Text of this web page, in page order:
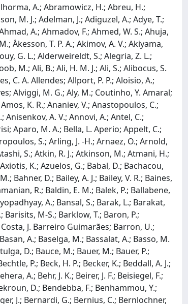
J.; Chwastowski, J. J.; Cieri, D.; Ciesla, K. M.; Cindro, V.; Ciocio, A.; Cirotto, F.; Citron, Z. H.; Citterio, M.; Ciubotaru, D. A.; Clark, A.; Clark, P. J.; Clarry, C.; Columbie, J. M. Clavijo; Clawson, S. E.; Clement, C.; Clercx, J.; Coadou, Y.; Cobal, M.; Coccaro, A.; Barrue, R. F. Coelho; De Sa, R. Coelho Lopes; Coelli, S.; Cole, B.; Collot, J.; Muiño, P. Conde; Connell, M. P.; Connell, S. H.; Connelly, I. A.; Conroy, E. I.; Conventi, F.; Cooke, H. G.; Cooper-Sarkar, A. M.; Choi, A. Cordeiro Oudot; Corpe, L. D.; Corradi, M.; Corriveau, F.; Cortes-Gonzalez, A.; Costa, M. J.; Costanza, F.; Costanzo, D.; Cote, B. M.; Cowan, G.; Cranmer, K.; Cremonini, D.; Crépé-Renaudin, S.; Crescioli, F.; Cristinziani, M.; Cristoforetti, M.; Croft, V.; Crosby, J. E.; Crosetti, G.; Cueto, A.; Donszelmann, T. Cuhadar; Cui, H.; Cui, Z.; Cunningham, W. R.; Curcio, F.; Czodrowski, P.; Czurylo, M. M.; Da Cunha Sargedas De Sousa, M. J.; Pinto, J. V. Da Fonseca; Da Via, C.; Dabrowski, W.; Dado, T.; Dahbi, S.; Dai, T.; Dal Santo, D.; Dallapiccola, C.; Dam, M.; D'Amen, G.; D'Amico, V.; Damp, J.; Dandoy, J. R.; Danninger, M.; Dao, V.; Darbo, G.; Darmora, S.; Das, S. J.; D'Auria, S.; David, C.; Davidek, T.; Davis-Purcell, B.; Dawson, I.; Day-hall, H. A.; De, K.; De Asmundis, R.; De Biase, N.; De Castro, S.; De Groot, N.; De Jong, P.; De La Torre, H.; De Maria, A.; De Salvo, A.; De Sanctis, U.; De Santis, F.; De Santo, A.; De Regie, J. B. De Vivie; Dedovich, D. V.; Degens, J.; Deiana, A. M.; Del Corso, F.; Del Peso, J.; Del Rio, F.; Delagrange, L.; Deliot, F.; Delitzsch, C. M.; Della Pietra, M.; Della Volpe, D.; Dell'Acqua, A.; Dell'Asta, L.; Delmastro, M.; Delsart, P. A.; Demers, S.; Demichev, M.; Denisov, S. P.; D'Eramo, L.; Derendarz, D.; Derue, F.; Dervan, P.; Desch, K.; Deutsch, C.; Di Bello, F. A.; Di Ciaccio, A.; Di Ciaccio, L.; Di Domenico, A.; Di Donato, C.; Di Girolamo, A.; Di Gregorio, G.; Di Luca, A.; Di Micco, B.; Di Nardo, R.; Diamantopoulou, M.; Dias, F. A.; Do Vale, T. Dias; Diaz, M. A.; Capriles, F. G. Diaz; Didenko, M.; Diehl, E. B.; Diehl, L.; Cornell, S. Díez; Pardos, C. Diez; Dimitriadi, C.; Dimitrievska, A.; Dingfelder, J.; Dinu, I-M.; Dittmeier, S. J.; Dittus, F.; Djama, F.; Djobava, T.; Doglioni, C.; Dohnalova, A.; Dolejsi, J.; Dolezal, Z.; Dona, K. M.; Donadelli, M.; Dong, B.; Donini, J.; D'Onofrio, A.; D'Onofrio, M.; Dopke, J.; Doria, A.; Fernandes, N. Dos Santos; Dougan, P.; Dova, M. T.; Doyle, A. T.; Draguet, M. A.; Dreyer, E.; Drivas-koulouris, I.; Drnevich, M.; Drozdova, M.; Du, D.; Du Pree, T. A.; Dubinin, F.; Dubovsky, M.; Duchovni, E.; Duckeck, G.; Ducu, O. A.; Duda, D.; Dudarev, A.; Duden, E. R.; D'Uffizi, M.; Duflot, L.; Dührssen, M.; Dumitriu, A. E.; Dunford, M.; Dungs, S.; Dunne, K.; Duperrin, A.; Yildiz, H. Duran; Düren, M.; Durglishvili, A.; Dwyer, B. L.; Dyckes, G. I.; Dyndal, M.; Dziedzic, B. S.; Earnshaw, Z. O.; Eberwein, G. H.; Eckerova, B.; Eggebrecht, S.; De Souza, E. Egidio Purcino; Ehrke, L. F.; Eigen, G.; Einsweiler, K.; Ekelof, T.; Ekman, P. A.; El Farkh, S.; El Ghazali, Y.; El